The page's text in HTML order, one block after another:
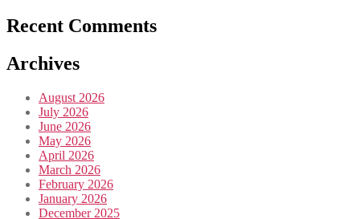
Recent Comments
Archives
August 2026
July 2026
June 2026
May 2026
April 2026
March 2026
February 2026
January 2026
December 2025